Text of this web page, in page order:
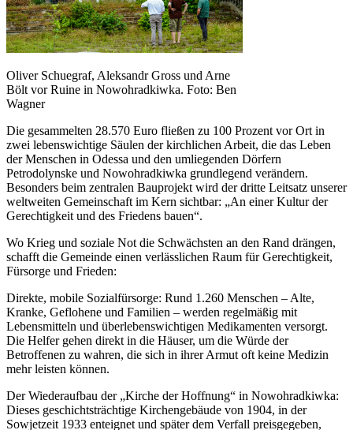
Oliver Schuegraf, Aleksandr Gross und Arne
Bölt vor Ruine in Nowohradkiwka. Foto: Ben
Wagner
Die gesammelten 28.570 Euro fließen zu 100 Prozent vor Ort in
zwei lebenswichtige Säulen der kirchlichen Arbeit, die das Leben
der Menschen in Odessa und den umliegenden Dörfern
Petrodolynske und Nowohradkiwka grundlegend verändern.
Besonders beim zentralen Bauprojekt wird der dritte Leitsatz unserer
weltweiten Gemeinschaft im Kern sichtbar: „An einer Kultur der
Gerechtigkeit und des Friedens bauen“.
Wo Krieg und soziale Not die Schwächsten an den Rand drängen,
schafft die Gemeinde einen verlässlichen Raum für Gerechtigkeit,
Fürsorge und Frieden:
Direkte, mobile Sozialfürsorge: Rund 1.260 Menschen – Alte,
Kranke, Geflohene und Familien – werden regelmäßig mit
Lebensmitteln und überlebenswichtigen Medikamenten versorgt.
Die Helfer gehen direkt in die Häuser, um die Würde der
Betroffenen zu wahren, die sich in ihrer Armut oft keine Medizin
mehr leisten können.
Der Wiederaufbau der „Kirche der Hoffnung“ in Nowohradkiwka:
Dieses geschichtsträchtige Kirchengebäude von 1904, in der
Sowjetzeit 1933 enteignet und später dem Verfall preisgegeben,